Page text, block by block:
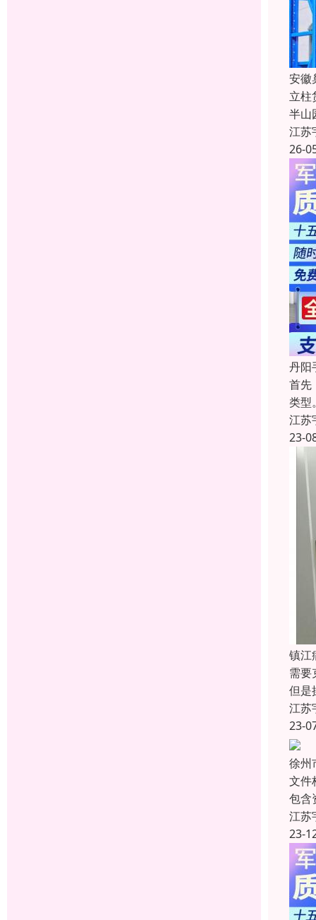
安徽
立柱
半山
江苏
26-
丹阳
首先
类型
江苏
23-
镇江
需要
但是
江苏
23-
徐州
文件
包含
江苏
23-